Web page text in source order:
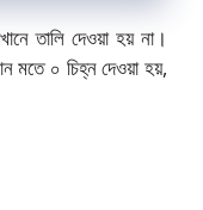
তালি দেওয়া হয় না।
মতে ০ চিহ্ন দেওয়া হয়,